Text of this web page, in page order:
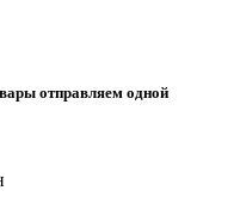
отправляем одной